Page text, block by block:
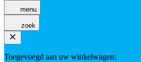
menu
zoek
Toegevoegd aan uw winkelwagen: